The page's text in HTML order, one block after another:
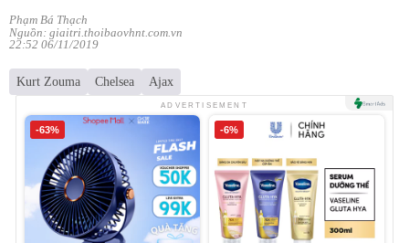
Phạm Bá Thạch
Nguồn: giaitri.thoibaovhnt.com.vn
22:52 06/11/2019
Kurt Zouma Chelsea Ajax
ADVERTISEMENT
-63% -6%